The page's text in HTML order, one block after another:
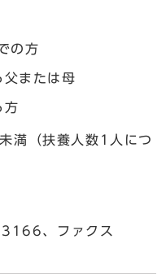
の方
父または母
方
満（扶養人数1人につ
、ファクス